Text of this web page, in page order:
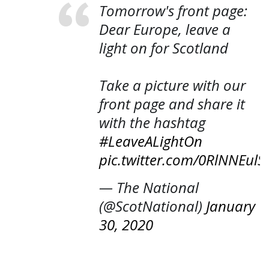
Tomorrow's front page:
Dear Europe, leave a
light on for Scotland
Take a picture with our
front page and share it
with the hashtag
#LeaveALightOn
pic.twitter.com/
— The National
(@ScotNational) January
30, 2020